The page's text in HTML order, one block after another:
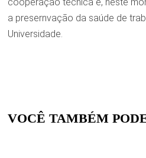
cooperação técnica e, neste
a presernvação da saúde de
Universidade.
VOCÊ TAMBÉM